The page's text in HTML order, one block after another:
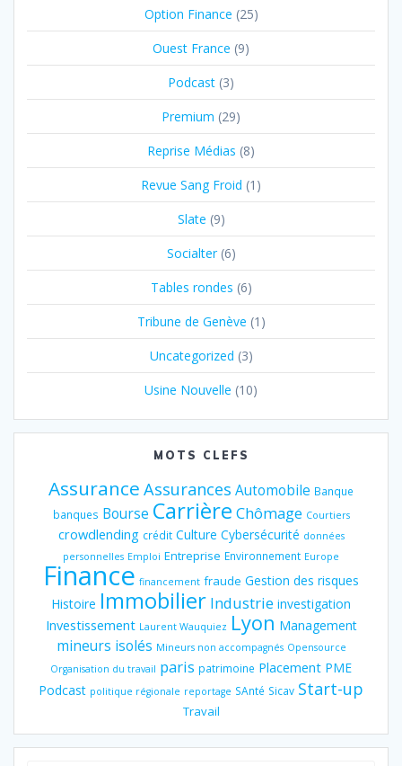
Option Finance (25)
Ouest France (9)
Podcast (3)
Premium (29)
Reprise Médias (8)
Revue Sang Froid (1)
Slate (9)
Socialter(6)
Tables rondes (6)
Tribune de Genève (1)
Uncategorized (3)
Usine Nouvelle (10)
MOTS CLEFS
Assurance Assurances Automobile Banque
banques Bourse Carrière Chômage Courtiers
crowdlending crédit Culture Cybersécurité données
personnelles Emploi Entreprise Environnement Europe
Finance financement fraude Gestion des risques
Histoire Immobilier Industrie investigation
Investissement Laurent Wauquiez Lyon Management
mineurs isolés Mineurs non accompagnés Opensource
Organisation du travail paris patrimoine Placement PME
Podcast politique régionale reportage SAnté Sicav Start-up
Travail